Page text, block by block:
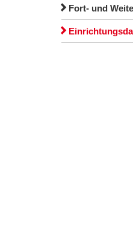
Fort- und